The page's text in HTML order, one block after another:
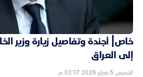
خاص| أجندة وتفاصيل زيارة وزير
إلى العراق
الخميس 5 فبراير 2026 02:17 م